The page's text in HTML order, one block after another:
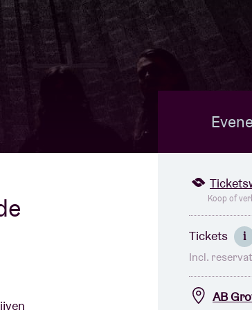
AB
Koop of
Tickets i
Incl.
AB